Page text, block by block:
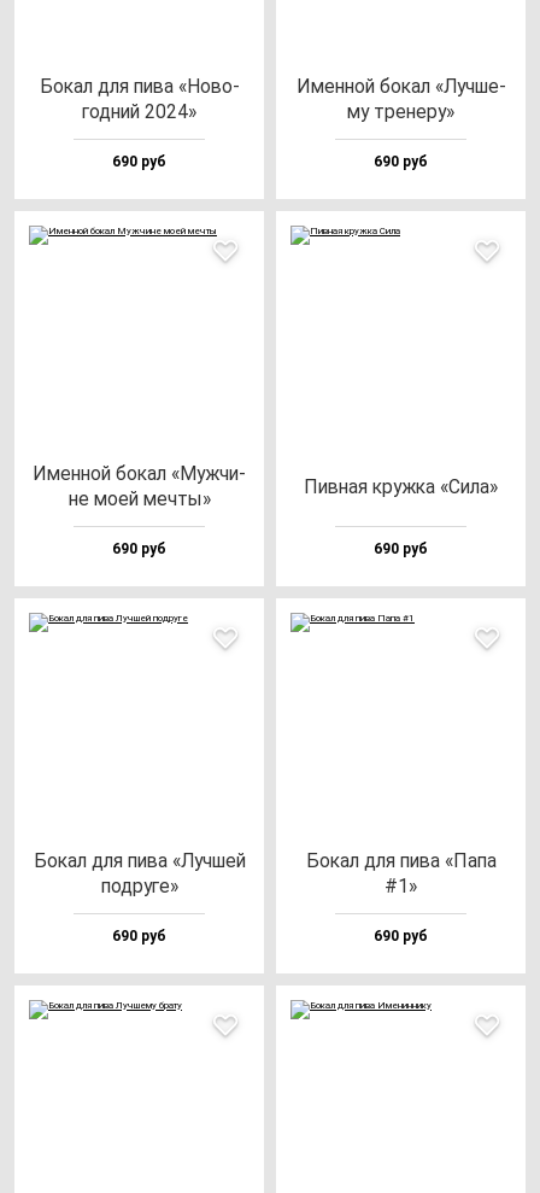
Бокал для пи­ва «Ново­
год­ний 2024»
690 руб
Имен­ной бо­кал «Луч­ше­
му тре­не­ру»
690 руб
Имен­ной бо­кал «Муж­чи­
не моей меч­ты»
690 руб
Пив­ная круж­ка «Сила»
690 руб
Бокал для пи­ва «Луч­шей
под­ру­ге»
690 руб
Бокал для пи­ва «Папа
#1»
690 руб